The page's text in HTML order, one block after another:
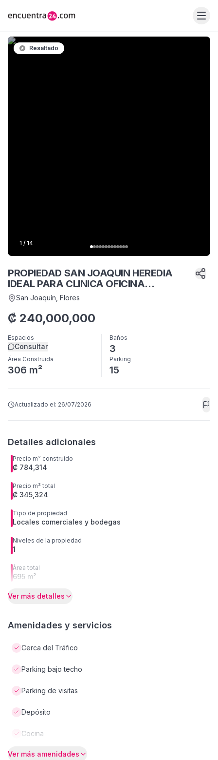
Resaltado
1 / 14
PROPIEDAD SAN JOAQUIN HEREDIA
IDEAL PARA CLINICA OFICINA
RESTAURANTE ZSP28
San Joaquín , Flores
₡ 240,000,000
Espacios
Consultar
Baños
3
Área Construida
306 m²
Parking
15
Actualizado el: 26/07/2026
Detalles adicionales
Precio m² construido
₡ 784,314
Precio m² total
₡ 345,324
Tipo de propiedad
Locales comerciales y bodegas
Niveles de la propiedad
1
Área total
695 m²
Ver más detalles
Amenidades y servicios
Cerca del Tráfico
Parking bajo techo
Parking de visitas
Depósito
Cocina
Ver más amenidades